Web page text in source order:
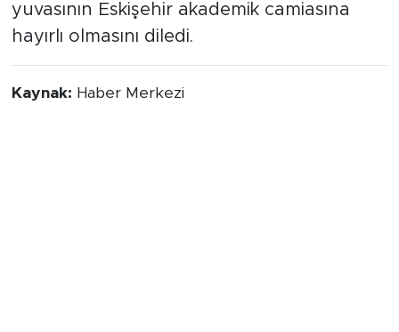
yuvasının Eskişehir akademik camiasına
hayırlı olmasını diledi.
Kaynak: Haber Merkezi